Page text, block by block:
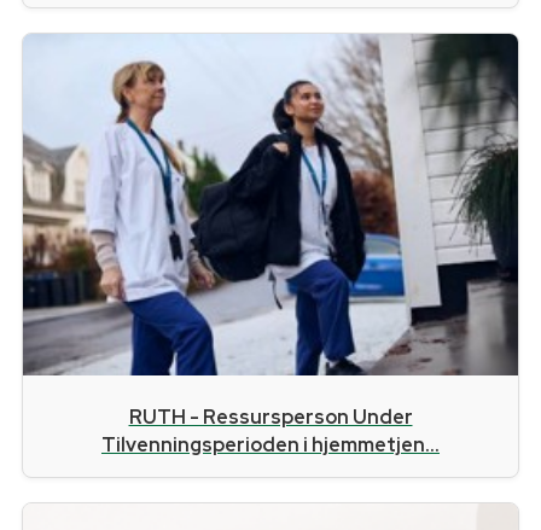
RUTH - Ressursperson Under
Tilvenningsperioden i hjemmetjen...